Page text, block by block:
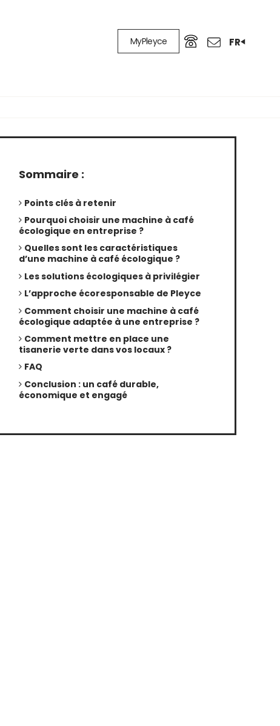
MyPleyce FR
Sommaire :
Points clés à retenir
Pourquoi choisir une machine à café
écologique en entreprise ?
Quelles sont les caractéristiques
d’une machine à café écologique ?
Les solutions écologiques à privilégier
L’approche écoresponsable de Pleyce
Comment choisir une machine à café
écologique adaptée à une entreprise ?
Comment mettre en place une
tisanerie verte dans vos locaux ?
FAQ
Conclusion : un café durable,
économique et engagé